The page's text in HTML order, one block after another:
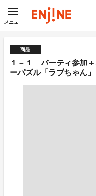
メニュー
商品
１－１ パーティ参加
ーパズル「ラブちゃん」